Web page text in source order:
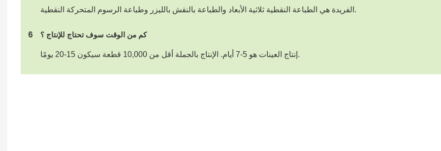
الفريدة هي الطباعة النقطية ثلاثية الأبعاد والطباعة بالنقش بالليزر وطباعة الرسوم المتحركة النقطية.
6 كم من الوقت سوف تحتاج للإنتاج ؟
إنتاج العينات هو 5-7 أيام. الإنتاج بالجملة أقل من 10,000 قطعة سيكون 15-20 يومًا.